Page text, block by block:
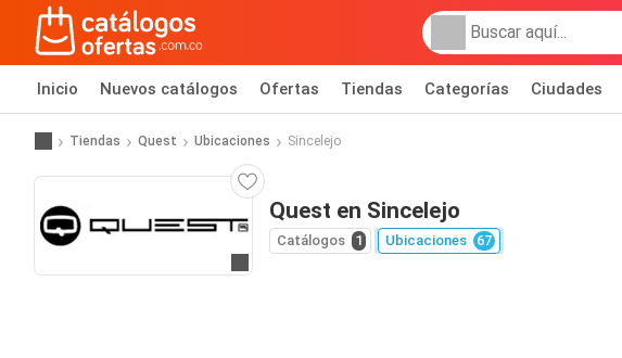
Inicio Nuevos catálogos Ofertas Tiendas Categorías Ciudades
Tiendas Quest Ubicaciones Sincelejo
Quest en Sincelejo
Catálogos 1 Ubicaciones 67